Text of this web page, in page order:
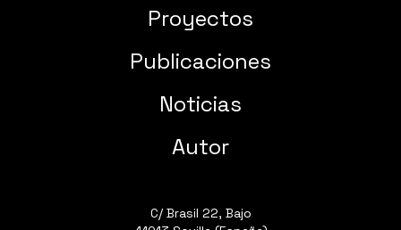
Proyectos
Publicaciones
Noticias
Autor
C/ Brasil 22, Bajo